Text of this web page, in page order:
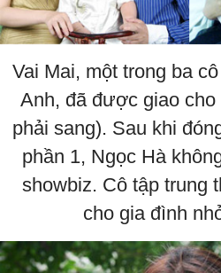
Vai Mai, một trong ba
Anh, đã được giao
phải sang). Sau khi
phần 1, Ngọc Hà
showbiz. Cô tập trung
cho gia đình